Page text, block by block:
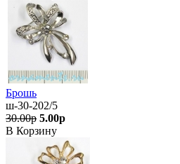
Брошь
ш-30-202/5
30.00р 5.00р
В Корзину